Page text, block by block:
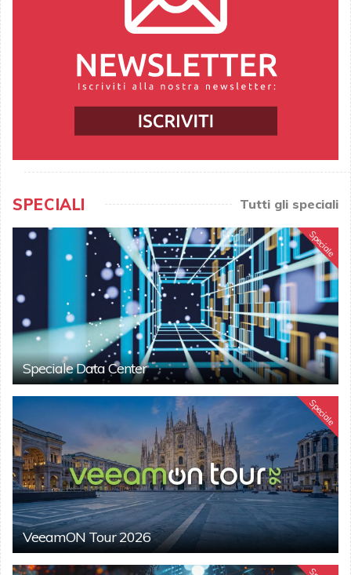
SPECIALI Tutti gli speciali
Speciale
Speciale Data Center
Speciale
VeeamON Tour 2026